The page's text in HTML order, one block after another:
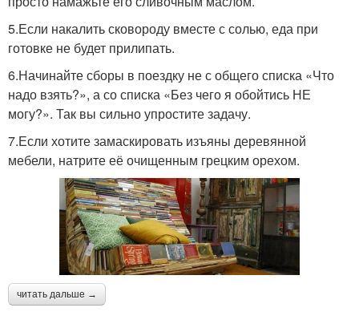
5.Если накалить сковороду вместе с солью, еда при
готовке не будет прилипать.
6.Начинайте сборы в поездку не с общего списка «Что
надо взять?», а со списка «Без чего я обойтись НЕ
могу?». Так вы сильно упростите задачу.
7.Если хотите замаскировать изъяны деревянной
мебели, натрите её очищенным грецким орехом.
читать дальше →